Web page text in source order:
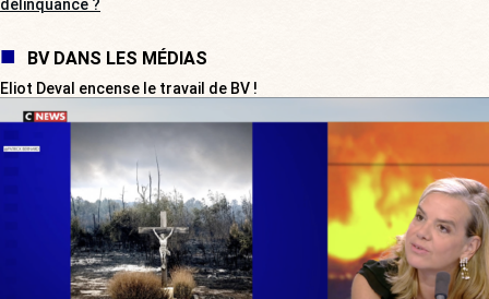
délinquance ?
BV DANS LES MÉDIAS
Eliot Deval encense le travail de BV !